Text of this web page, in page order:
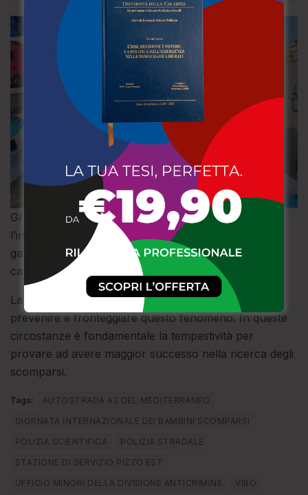
Grande è stata la partecipazione e l’interesse che
l’iniziativa ha suscitato in chi si è fermato presso il
gazebo allestito dagli agenti di P.S. della Questura e il
camper della Polizia Stradale.
La Polizia di Stato è costantemente impegnata nel
prevenire e fronteggiare questo fenomeno. In queste
circostanze è fondamentale la tempestività per
provare ad avere maggior successo nella ricerca degli
scomparsi.
Tags:
AUTOSTRADA A2 DEL MEDITERRANEO
GIORNATA INTERNAZIONALE DEI BAMBINI SCOMPARSI
POLIZIA SCIENTIFICA
POLIZIA STRADALE
STAZIONE DI SERVIZIO PIZZO EST
UFFICIO MINORI DELLA DIVISIONE ANTICRIMINE
VIBO